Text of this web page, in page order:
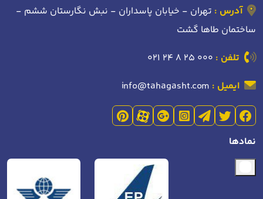
آدرس : تهران - خیابان پاسداران - نبش نگارستان ششم -
ساختمان طاها گشت
تلفن : 021 24 8 25 000
ایمیل : info@tahagasht.com
نمادها